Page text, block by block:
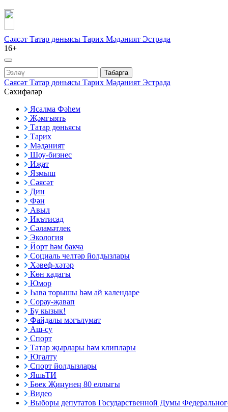
Сәясәт Татар дөньясы Тарих Мәдәният Эстрада
16+
Табарга
Сәясәт Татар дөньясы Тарих Мәдәният Эстрада
Сәхифәләр
Ясалма Фәһем
Җәмгыять
Татар дөньясы
Тарих
Мәдәният
Шоу-бизнес
Иҗат
Язмыш
Сәясәт
Дин
Фән
Авыл
Икътисад
Сәламәтлек
Экология
Йорт һәм бакча
Социаль челтәр йолдызлары
Хәвеф-хәтәр
Көн кадагы
Юмор
Һава торышы һәм ай календаре
Сорау-җавап
Бу кызык!
Файдалы мәгълүмат
Аш-су
Спорт
Татар җырлары һәм клиплары
Югалту
Спорт йолдызлары
ЯшьТИ
Бөек Җиңүнең 80 еллыгы
Видео
Выборы депутатов Государственной Думы